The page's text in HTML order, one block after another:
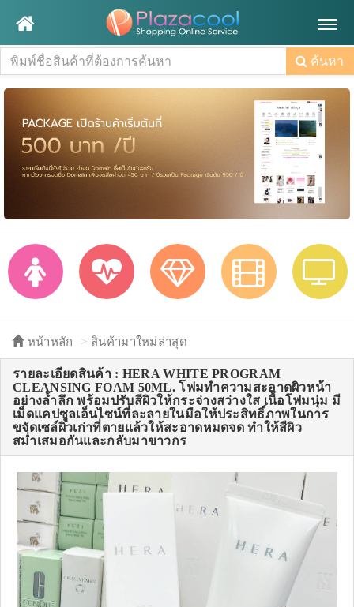
ค้นหา
หน้าหลัก สินค้ามาใหม่ล่าสุด
รายละเอียดสินค้า : HERA WHITE PROGRAM
CLEANSING FOAM 50ML. โฟมทำความสะอาดผิวหน้า
อย่างล้ำลึก พร้อมปรับสีผิวให้กระจ่างสว่างใส เนื้อโฟมนุ่ม มี
เม็ดแคปซูลเอ็นไซน์ที่ละลายในมือให้ประสิทธิ์ภาพในการ
ขจัดเซล์ผิวเก่าที่ตายแล้วให้สะอาดหมดจด ทำให้สีผิว
สม่ำเสมอกันและกลับมาขาวกร